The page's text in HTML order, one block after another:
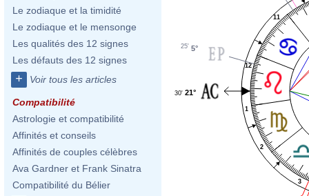
Le zodiaque et la timidité
Le zodiaque et le mensonge
Les qualités des 12 signes
Les défauts des 12 signes
+ Voir tous les articles
Compatibilité
Astrologie et compatibilité
Affinités et conseils
Affinités de couples célèbres
Ava Gardner et Frank Sinatra
Compatibilité du Bélier
1
2
3
11
12
5°
25'
21°
30'